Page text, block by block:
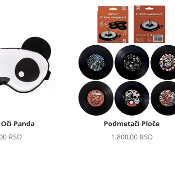
Panda
RSD
Podmetači Ploče
1.800,00 RSD